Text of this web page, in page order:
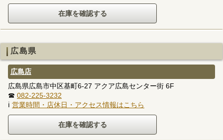
広島県
広島店
広島県広島市中区基町6-27 アクア広島センター街 6F
☎ 082-225-3232
ℹ 営業時間・店休日・アクセス情報はこちら